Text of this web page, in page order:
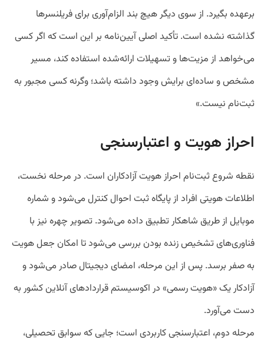
برعهده بگیرد. از سوی دیگر هیچ بند الزام‌آوری برای فریلنسرها
گذاشته نشده است. تأکید اصلی آیین‌نامه بر این است که اگر کسی
می‌خواهد از مزیت‌ها و تسهیلات ارائه‌شده استفاده کند، مسیر
مشخص و ساده‌ای برایش وجود داشته باشد؛ وگرنه کسی مجبور به
ثبت‌نام نیست.»
احراز هویت و اعتبارسنجی
نقطه شروع ثبت‌نام احراز هویت آزادکاران است. در مرحله نخست،
اطلاعات هویتی افراد از پایگاه ثبت احوال کنترل می‌شود و شماره
موبایل از طریق شاهکار تطبیق داده می‌شود. تصویر چهره نیز با
فناوری‌های تشخیص زنده بودن بررسی می‌شود تا امکان جعل هویت
به صفر برسد. پس از این مرحله، امضای دیجیتال صادر می‌شود و
آزادکار یک «هویت رسمی» در اکوسیستم قراردادهای آنلاین کشور به
دست می‌آورد.
مرحله دوم، اعتبارسنجی کاربردی است؛ جایی که سوابق تحصیلی،